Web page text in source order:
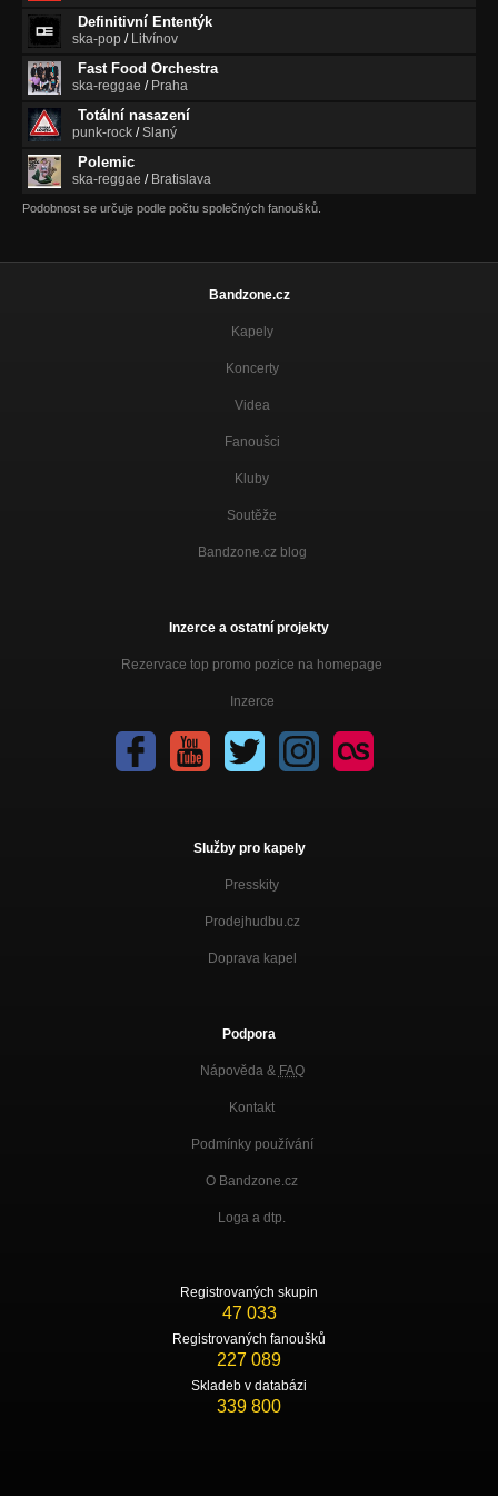
Kutykut
Nezařazeno
Ladronsong
Nezařazeno
Lovesong
Nezařazeno
Definitivní Ententýk
ska-pop / Litvínov
Fast Food Orchestra
ska-reggae / Praha
Totální nasazení
punk-rock /Slaný
Polemic
ska-reggae / Bratislava
Podobnost se určuje podle počtu společných fanoušků.
Bandzone.cz
Kapely
Koncerty
Videa
Fanoušci
Kluby
Soutěže
Bandzone.cz blog
Inzerce a ostatní projekty
Rezervace top promo pozice na homepage
Inzerce
Služby pro kapely
Presskity
Prodejhudbu.cz
Doprava kapel
Podpora
Nápověda & FAQ
Kontakt
Podmínky používání
O Bandzone.cz
Loga a dtp.
Registrovaných skupin
47 033
Registrovaných fanoušků
227 089
Skladeb v databázi
339 800